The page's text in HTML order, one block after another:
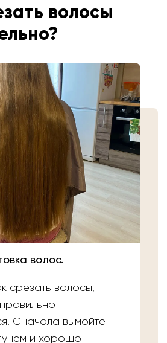
волосы
волос.
срезать волосы,
Сначала вымойте
и хорошо